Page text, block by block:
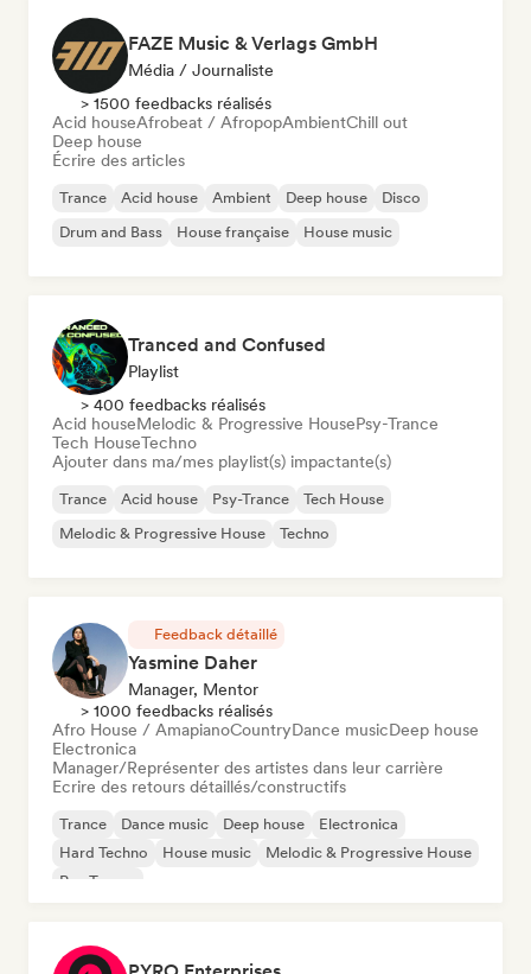
FAZE Music & Verlags GmbH
Média / Journaliste
> 1500 feedbacks réalisés
Acid houseAfrobeat / AfropopAmbientChill out
Deep house
Écrire des articles
Trance Acid house Ambient Deep house
Disco
Drum and Bass
House française House music
Tranced and Confused
Playlist
> 400 feedbacks réalisés
Acid houseMelodic & Progressive HousePsy-Trance
Tech HouseTechno
Ajouter dans ma/mes playlist(s) impactante(s)
Trance Acid house Psy-Trance
Tech House
Melodic & Progressive House
Techno
Feedback détaillé
Yasmine Daher
Manager, Mentor
> 1000 feedbacks réalisés
Afro House / AmapianoCountryDance musicDeep house
Electronica
Manager/Représenter des artistes dans leur carrière
Ecrire des retours détaillés/constructifs
Trance Dance music Deep house
Electronica
Hard Techno
House music
Melodic & Progressive House
Psy-Trance